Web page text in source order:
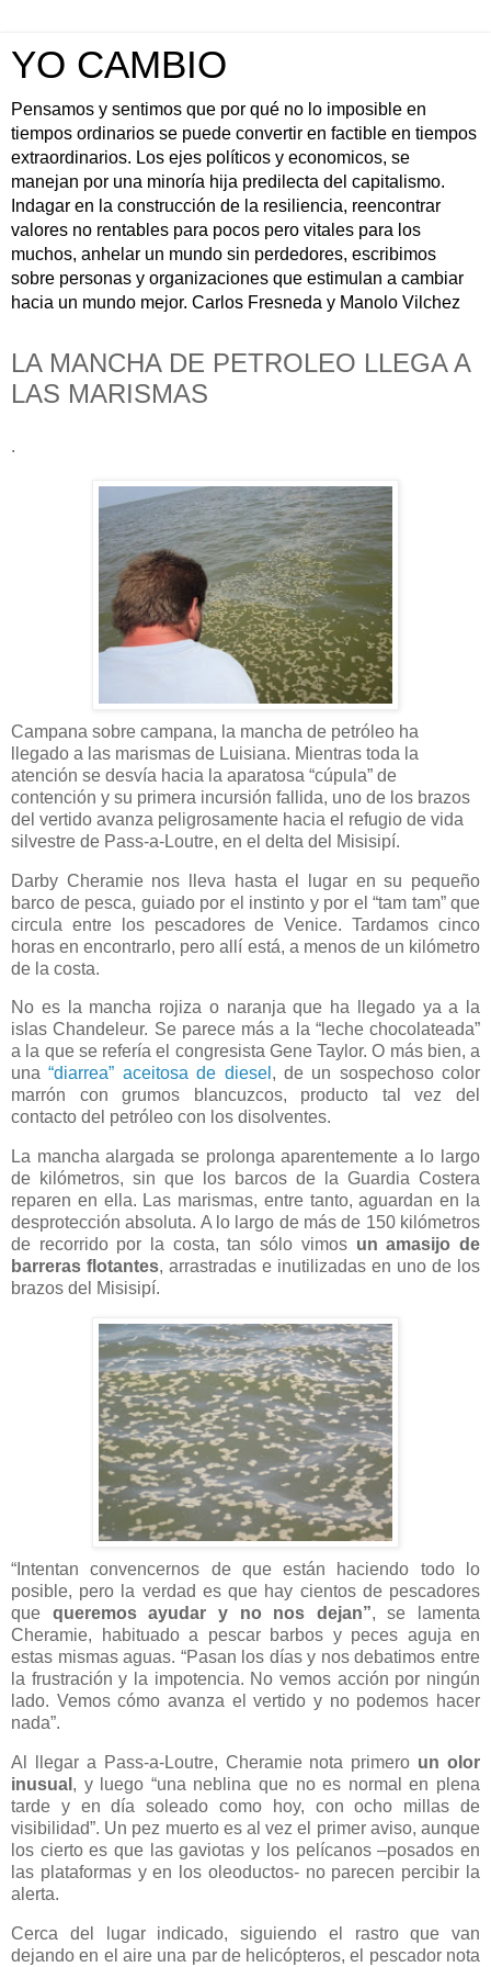
YO CAMBIO
Pensamos y sentimos que por qué no lo imposible en
tiempos ordinarios se puede convertir en factible en tiempos
extraordinarios. Los ejes políticos y economicos, se
manejan por una minoría hija predilecta del capitalismo.
Indagar en la construcción de la resiliencia, reencontrar
valores no rentables para pocos pero vitales para los
muchos, anhelar un mundo sin perdedores, escribimos
sobre personas y organizaciones que estimulan a cambiar
hacia un mundo mejor. Carlos Fresneda y Manolo Vilchez
LA MANCHA DE PETROLEO LLEGA A
LAS MARISMAS
.
Campana sobre campana, la mancha de petróleo ha
llegado a las marismas de Luisiana. Mientras toda la
atención se desvía hacia la aparatosa “cúpula” de
contención y su primera incursión fallida, uno de los brazos
del vertido avanza peligrosamente hacia el refugio de vida
silvestre de Pass-a-Loutre, en el delta del Misisipí.
Darby Cheramie nos lleva hasta el lugar en su pequeño
barco de pesca, guiado por el instinto y por el “tam tam” que
circula entre los pescadores de Venice. Tardamos cinco
horas en encontrarlo, pero allí está, a menos de un kilómetro
de la costa.
No es la mancha rojiza o naranja que ha llegado ya a la
islas Chandeleur. Se parece más a la “leche chocolateada”
a la que se refería el congresista Gene Taylor. O más bien, a
una“diarrea” aceitosa de diesel , de un sospechoso color
marrón con grumos blancuzcos, producto tal vez del
contacto del petróleo con los disolventes.
La mancha alargada se prolonga aparentemente a lo largo
de kilómetros, sin que los barcos de la Guardia Costera
reparen en ella. Las marismas, entre tanto, aguardan en la
desprotección absoluta. A lo largo de más de 150 kilómetros
de recorrido por la costa, tan sólo vimos un amasijo de
barreras flotantes, arrastradas e inutilizadas en uno de los
brazos del Misisipí.
“Intentan convencernos de que están haciendo todo lo
posible, pero la verdad es que hay cientos de pescadores
que queremos ayudar y no nos dejan”, se lamenta
Cheramie, habituado a pescar barbos y peces aguja en
estas mismas aguas. “Pasan los días y nos debatimos entre
la frustración y la impotencia. No vemos acción por ningún
lado. Vemos cómo avanza el vertido y no podemos hacer
nada”.
Al llegar a Pass-a-Loutre, Cheramie nota primero un olor
inusual , y luego “una neblina que no es normal en plena
tarde y en día soleado como hoy, con ocho millas de
visibilidad”. Un pez muerto es al vez el primer aviso, aunque
los cierto es que las gaviotas y los pelícanos –posados en
las plataformas y en los oleoductos- no parecen percibir la
alerta.
Cerca del lugar indicado, siguiendo el rastro que van
dejando en el aire una par de helicópteros, el pescador nota